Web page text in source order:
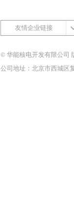
友情企业链接
© 华能核电开发有限公司
公司地址：北京市西城区